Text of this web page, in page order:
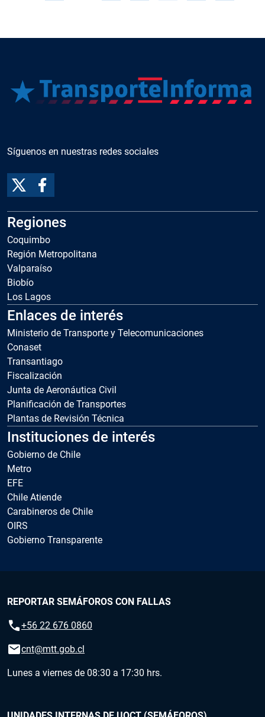
Síguenos en nuestras redes sociales
Regiones
Coquimbo
Región Metropolitana
Valparaíso
Biobío
Los Lagos
Enlaces de interés
Ministerio de Transporte y Telecomunicaciones
Conaset
Transantiago
Fiscalización
Junta de Aeronáutica Civil
Planificación de Transportes
Plantas de Revisión Técnica
Instituciones de interés
Gobierno de Chile
Metro
EFE
Chile Atiende
Carabineros de Chile
OIRS
Gobierno Transparente
REPORTAR SEMÁFOROS CON FALLAS
call+56 22 676 0860
emailcnt@mtt.gob.cl
Lunes a viernes de 08:30 a 17:30 hrs.